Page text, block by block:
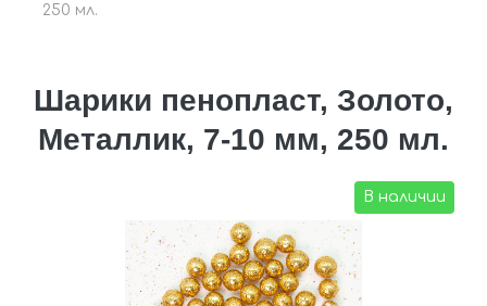
250 мл.
Шарики пенопласт, Золото,
Металлик, 7-10 мм, 250 мл.
В наличии